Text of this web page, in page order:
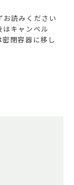
読みください
キャンベル
閉容器に移し